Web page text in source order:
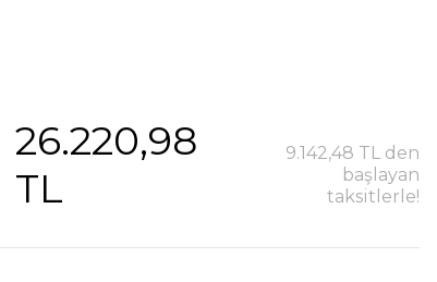
26.220,98
TL
9.142,48 TL den
başlayan
taksitlerle!